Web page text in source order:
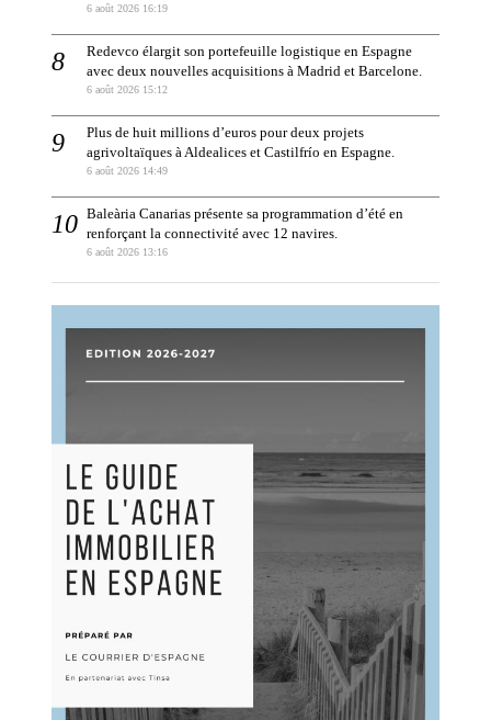
6 août 2026 16:19
Redevco élargit son portefeuille logistique en Espagne
avec deux nouvelles acquisitions à Madrid et Barcelone.
6 août 2026 15:12
Plus de huit millions d’euros pour deux projets
agrivoltaïques à Aldealices et Castilfrío en Espagne.
6 août 2026 14:49
Baleària Canarias présente sa programmation d’été en
renforçant la connectivité avec 12 navires.
6 août 2026 13:16